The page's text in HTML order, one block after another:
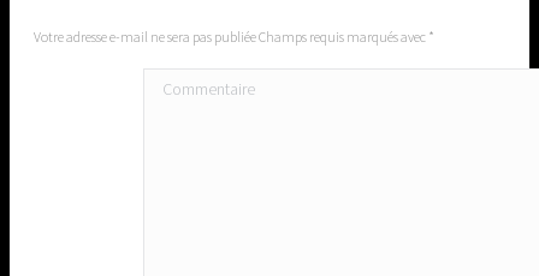
Votre adresse e-mail ne sera pas publiée Champs requis marqués avec *